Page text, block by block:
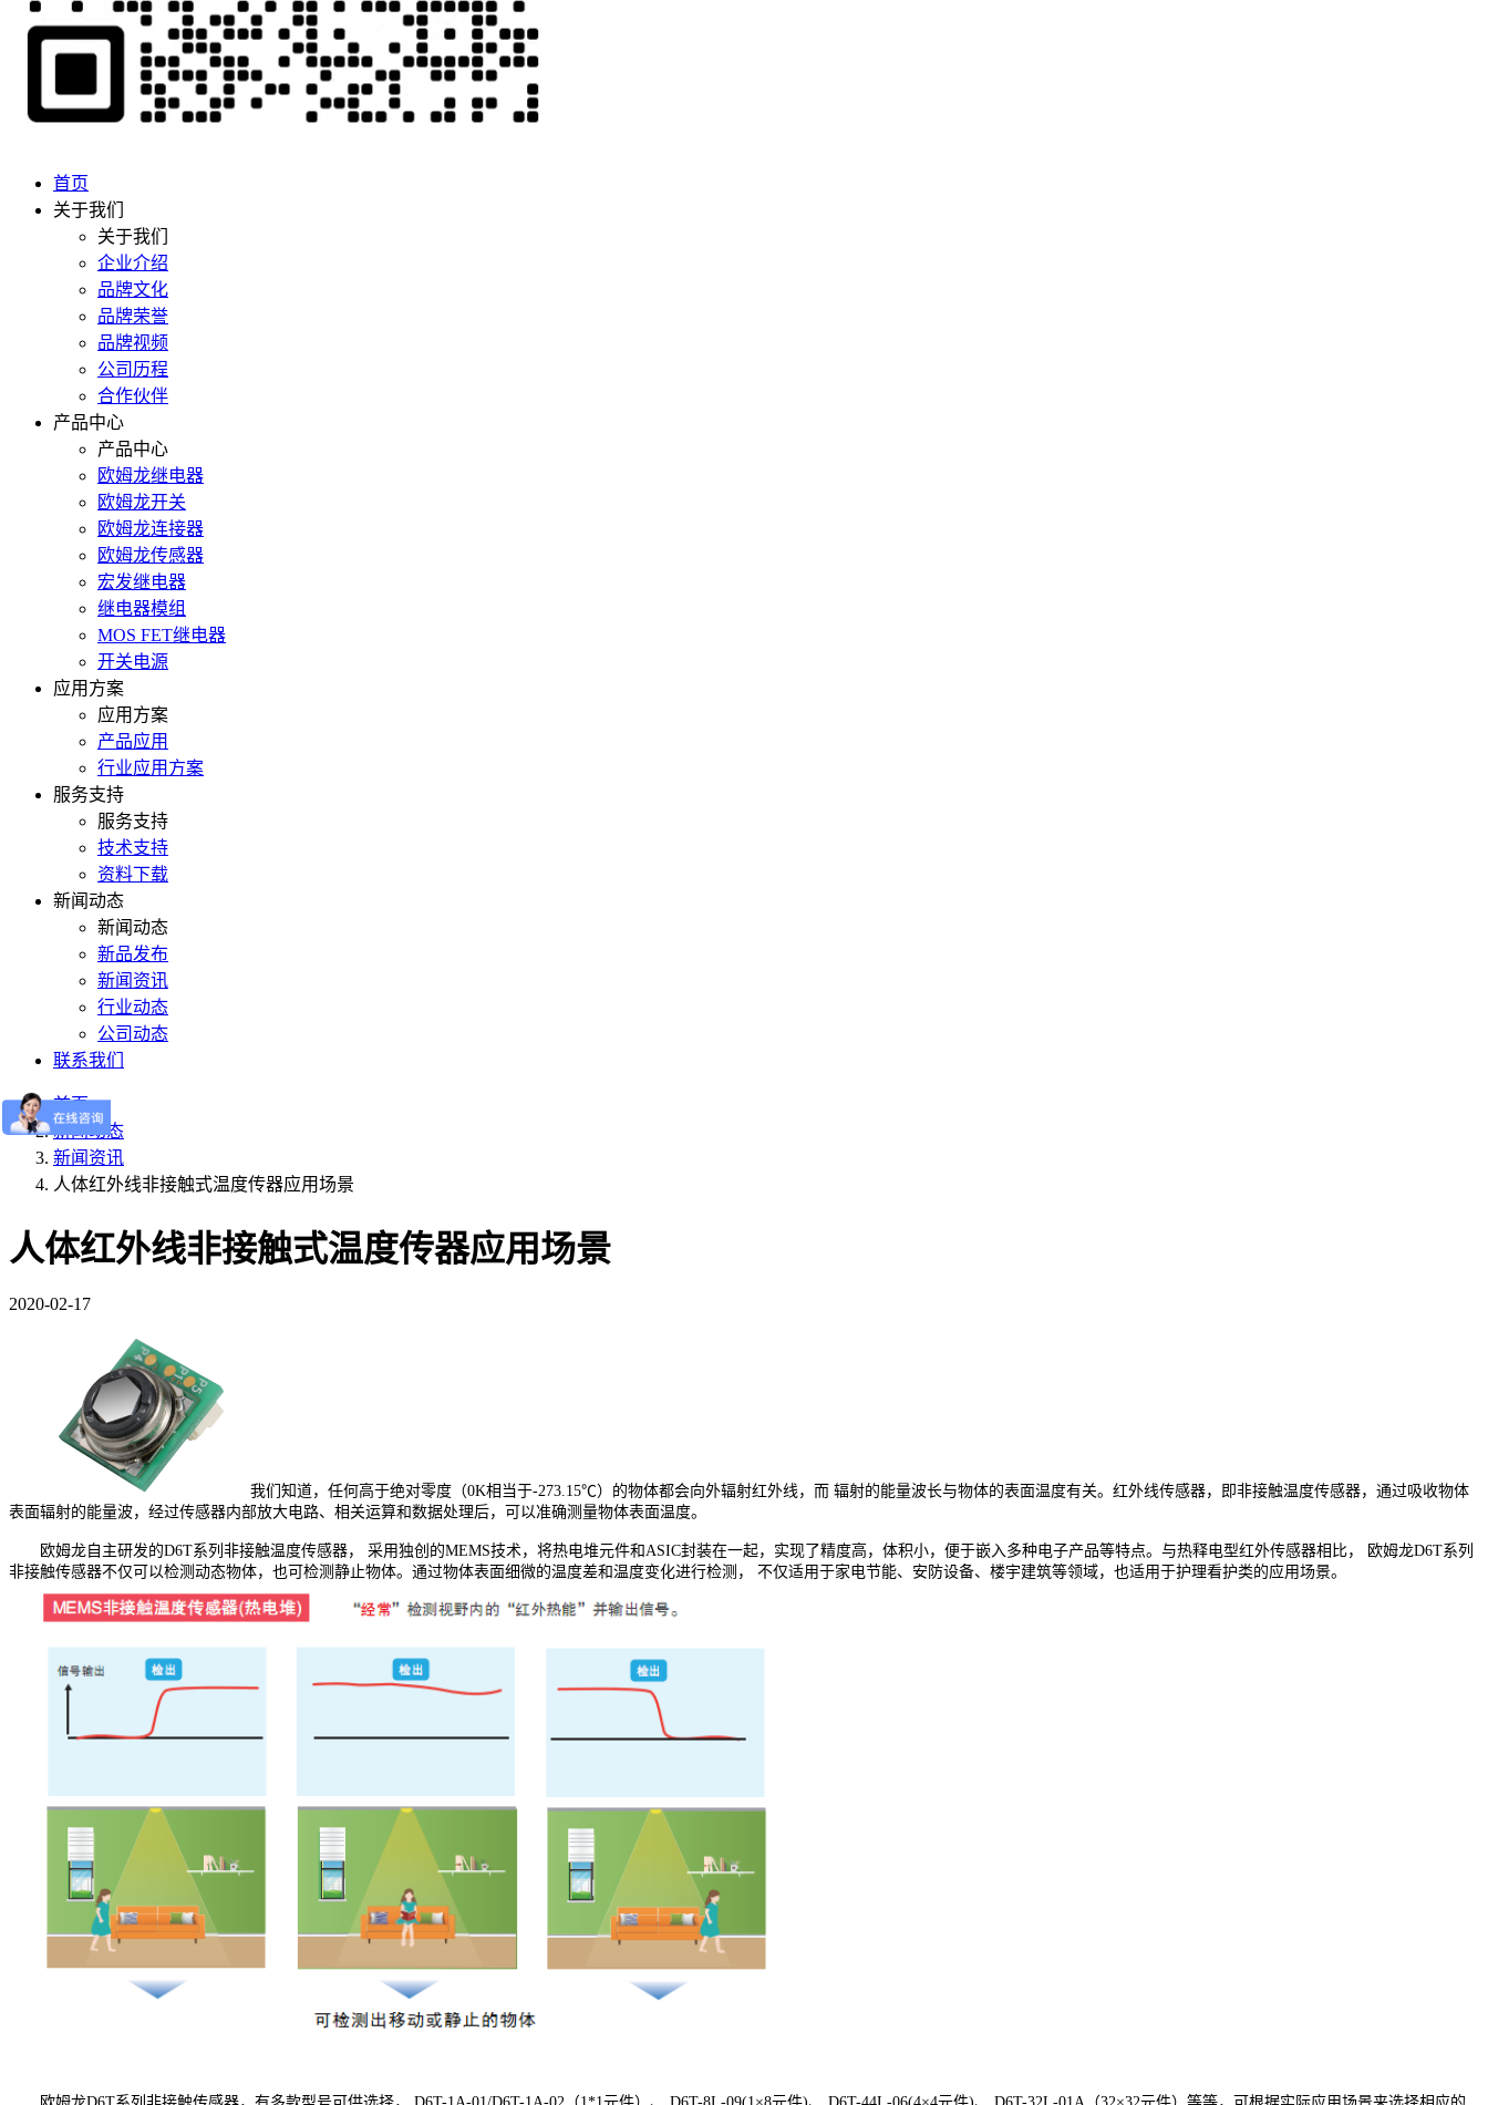
首页
关于我们
关于我们
企业介绍
品牌文化
品牌荣誉
品牌视频
公司历程
合作伙伴
产品中心
产品中心
欧姆龙继电器
欧姆龙开关
欧姆龙连接器
欧姆龙传感器
宏发继电器
继电器模组
MOS FET继电器
开关电源
应用方案
应用方案
产品应用
行业应用方案
服务支持
服务支持
技术支持
资料下载
新闻动态
新闻动态
新品发布
新闻资讯
行业动态
公司动态
联系我们
首页
新闻动态
新闻资讯
人体红外线非接触式温度传器应用场景
人体红外线非接触式温度传器应用场景
2020-02-17
我们知道，任何高于绝对零度（0K相当于-273.15℃）的物体都会向外辐射红外线，而 辐射的能量波长与物体的表面温度有关。红外线传感器，即非接触温度传感器，通过吸收物体
表面辐射的能量波，经过传感器内部放大电路、相关运算和数据处理后，可以准确测量物体表面温度。
欧姆龙自主研发的D6T系列非接触温度传感器， 采用独创的MEMS技术，将热电堆元件和ASIC封装在一起，实现了精度高，体积小，便于嵌入多种电子产品等特点。与热释电型红外传感器相比， 欧姆龙D6T系列
非接触传感器不仅可以检测动态物体，也可检测静止物体。通过物体表面细微的温度差和温度变化进行检测， 不仅适用于家电节能、安防设备、楼宇建筑等领域，也适用于护理看护类的应用场景。